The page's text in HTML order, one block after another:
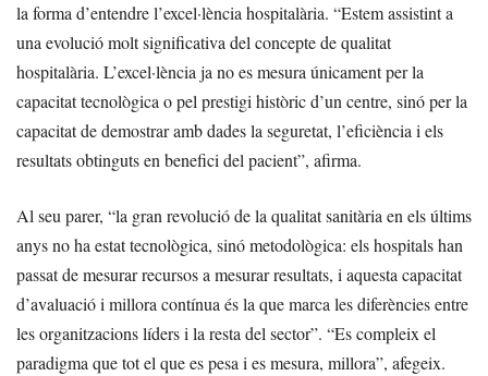
la forma d’entendre l’excel·lència hospitalària. “Estem assistint a
una evolució molt significativa del concepte de qualitat
hospitalària. L’excel·lència ja no es mesura únicament per la
capacitat tecnològica o pel prestigi històric d’un centre, sinó per la
capacitat de demostrar amb dades la seguretat, l’eficiència i els
resultats obtinguts en benefici del pacient”, afirma.
Al seu parer, “la gran revolució de la qualitat sanitària en els últims
anys no ha estat tecnològica, sinó metodològica: els hospitals han
passat de mesurar recursos a mesurar resultats, i aquesta capacitat
d’avaluació i millora contínua és la que marca les diferències entre
les organitzacions líders i la resta del sector”. “Es compleix el
paradigma que tot el que es pesa i es mesura, millora”, afegeix.